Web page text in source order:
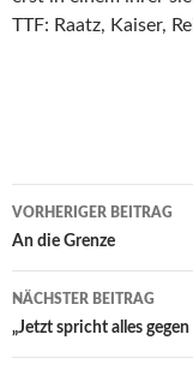
TTF: Raatz, Kaiser,
Beitrags-
Navigation
VORHERIGER BEITRAG
An die Grenze
NÄCHSTER BEITRAG
„Jetzt spricht alles gegen